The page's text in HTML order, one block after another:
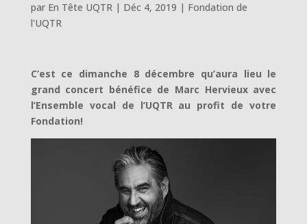
par En Tête UQTR| Déc 4, 2019 | Fondation de
l'UQTR
C’est ce dimanche 8 décembre qu’aura lieu le
grand concert bénéfice de Marc Hervieux avec
l’Ensemble vocal de l’UQTR au profit de votre
Fondation!